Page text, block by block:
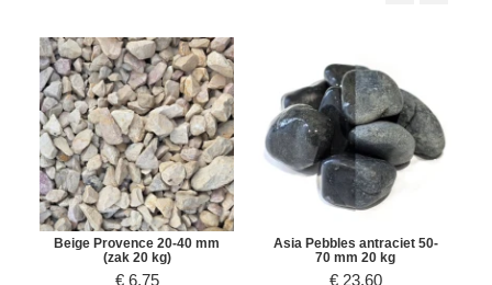
Beige Provence 20-40 mm
(zak 20 kg)
€ 6,75
Asia Pebbles antraciet 50-
70 mm 20 kg
€ 23,60